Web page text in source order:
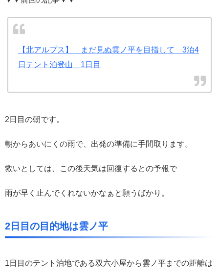
【北アルプス】 まだ見ぬ雲ノ平を目指して 3泊4
日テント泊登山 1日目
2日目の朝です。
朝からあいにくの雨で、出発の準備に手間取ります。
救いとしては、この後天気は回復するとの予報で
雨が早く止んでくれないかなぁと願うばかり。
2日目の目的地は雲ノ平
1日目のテント泊地である双六小屋から雲ノ平までの距離は